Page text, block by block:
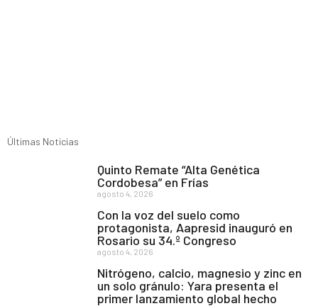
Últimas Noticias
Quinto Remate “Alta Genética
Cordobesa” en Frías
agosto 4, 2026
Con la voz del suelo como
protagonista, Aapresid inauguró en
Rosario su 34.º Congreso
agosto 4, 2026
Nitrógeno, calcio, magnesio y zinc en
un solo gránulo: Yara presenta el
primer lanzamiento global hecho